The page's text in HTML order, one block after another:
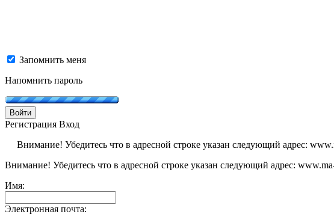
Запомнить меня
Напомнить пароль
Войти
Регистрация Вход
Внимание! Убедитесь что в адресной строке указан следующий адрес:
Внимание! Убедитесь что в адресной строке указан следующий адрес:
Имя:
Электронная почта: